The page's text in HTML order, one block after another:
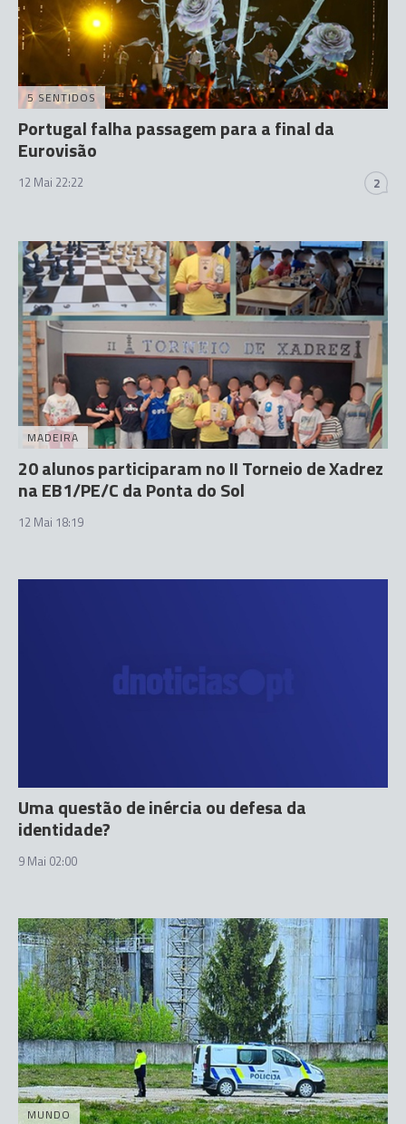
5 SENTIDOS
Portugal falha passagem para a final da
Eurovisão
12 Mai 22:22 2
MADEIRA
20 alunos participaram no II Torneio de Xadrez
na EB1/PE/C da Ponta do Sol
12 Mai 18:19
Uma questão de inércia ou defesa da
identidade?
9 Mai 02:00
MUNDO